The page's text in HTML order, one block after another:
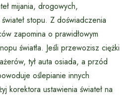
mijania, drogowych,
stopu. Z doświadczenia
zapomina o prawidłowym
światła. Jeśli przewozisz ciężki
tył auta osiada, a przód
oślepianie innych
korektora ustawienia świateł na